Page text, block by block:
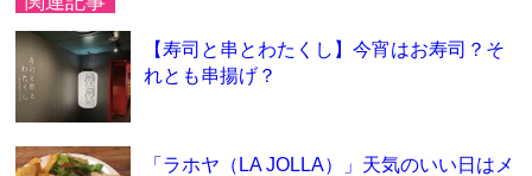
【寿司と串とわたくし】今宵はお寿司？そ
れとも串揚げ？
「ラホヤ（LA JOLLA）」天気のいい日はメ